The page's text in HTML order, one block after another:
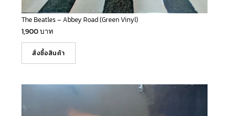
The Beatles – Abbey Road (Green Vinyl)
1,900บาท
สั่งซื้อสินค้า